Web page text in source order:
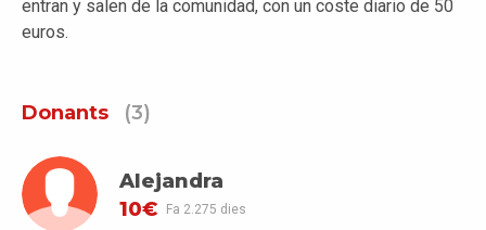
entran y salen de la comunidad, con un coste diario de 50
euros.
Donants (3)
Alejandra
10€
Fa 2.275 dies